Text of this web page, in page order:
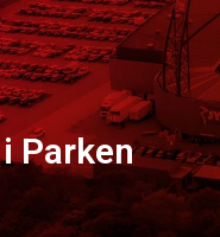
Parken